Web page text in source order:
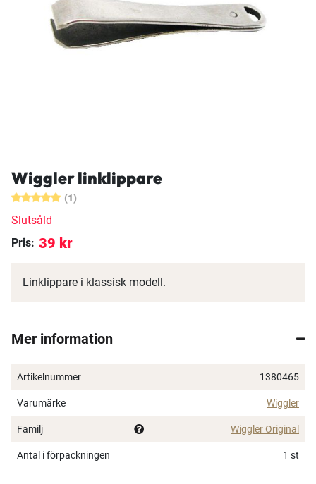
Wiggler linklippare
(1)
Slutsåld
Pris: 39 kr
Linklippare i klassisk modell.
Mer information
Artikelnummer 1380465
Varumärke Wiggler
Familj Wiggler Original
Antal i förpackningen 1 st